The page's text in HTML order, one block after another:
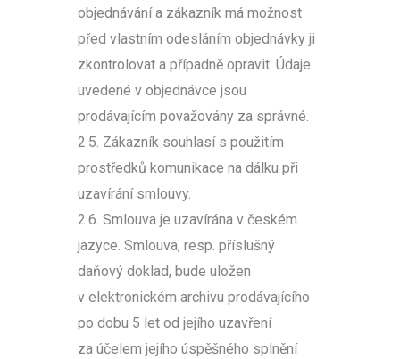
objednávání a zákazník má možnost
před vlastním odesláním objednávky ji
zkontrolovat a případně opravit. Údaje
uvedené v objednávce jsou
prodávajícím považovány za správné.
2.5. Zákazník souhlasí s použitím
prostředků komunikace na dálku při
uzavírání smlouvy.
2.6. Smlouva je uzavírána v českém
jazyce. Smlouva, resp. příslušný
daňový doklad, bude uložen
v elektronickém archivu prodávajícího
po dobu 5 let od jejího uzavření
za účelem jejího úspěšného splnění